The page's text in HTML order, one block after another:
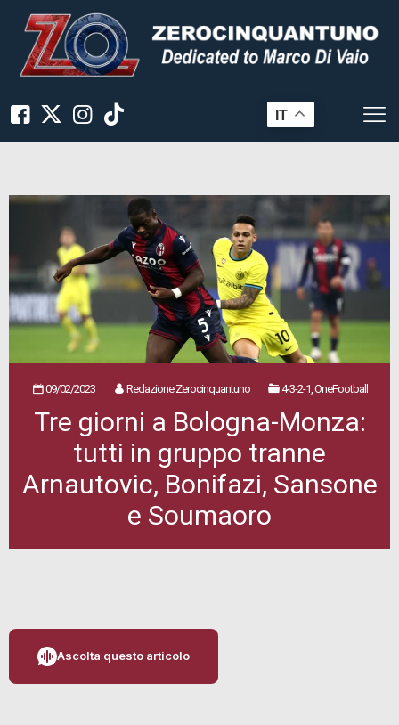
IT
09/02/2023 Redazione Zerocinquantuno 4-3-2-1, OneFootball
Tre giorni a Bologna-Monza:
tutti in gruppo tranne
Arnautovic, Bonifazi, Sansone
e Soumaoro
Ascolta questo articolo